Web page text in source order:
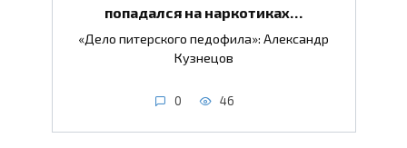
попадался на наркотиках…
«Дело питерского педофила»: Александр
Кузнецов
0 46